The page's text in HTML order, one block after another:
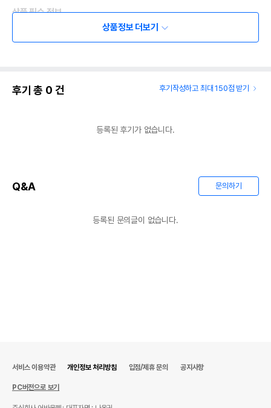
상품 필수 정보
상품상세설명 참조
유통기한이 최소 2026.12.04이거나 그
단, 상품명에 유통기한 명시된 경우, 해당
상품정보 더보기
후기 총 0 건 후기작성하고 최대 150점 받기
등록된 후기가 없습니다.
Q&A 문의하기
등록된 문의글이 없습니다.
서비스 이용약관 개인정보 처리방침 입점/제휴 문의 공지사항
PC버전으로 보기